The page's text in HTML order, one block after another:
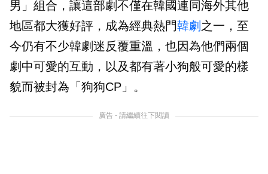
男」組合，讓這部劇不僅在韓國連同海外其他
地區都大獲好評，成為經典熱門韓劇 之一，至
今仍有不少韓劇迷反覆重溫，也因為他們兩個
劇中可愛的互動，以及都有著小狗般可愛的樣
貌而被封為「狗狗CP」。
廣告 - 請繼續往下閱讀